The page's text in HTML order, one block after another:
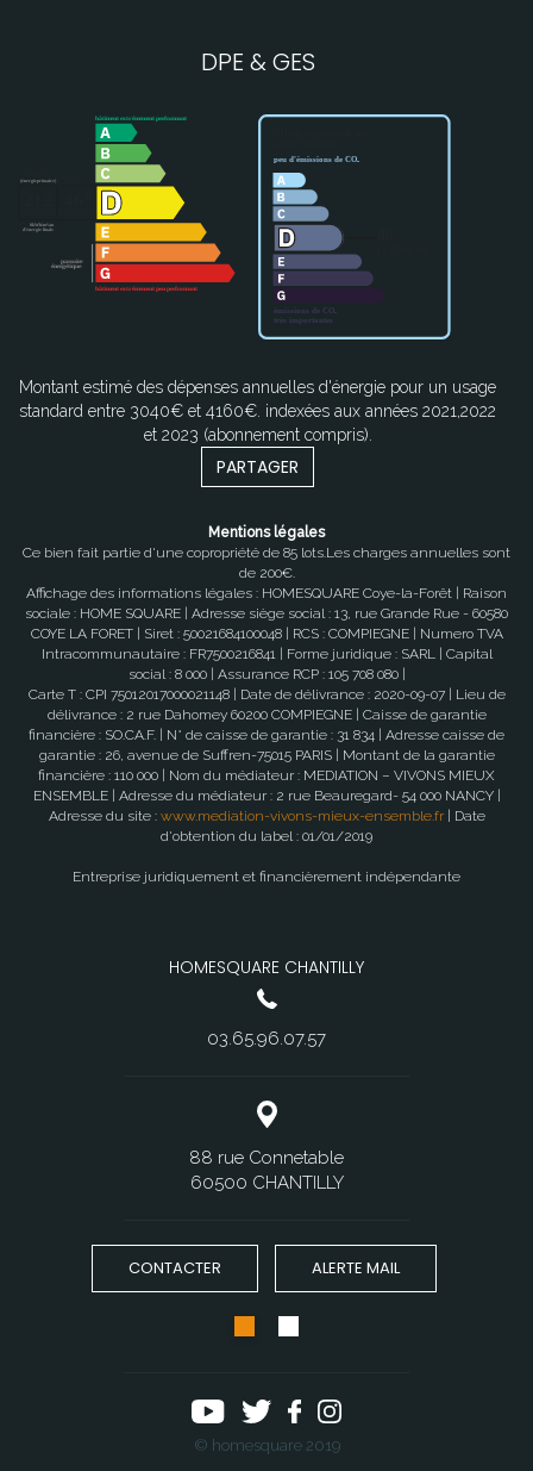
DPE & GES
Montant estimé des dépenses annuelles d'énergie pour un usage
standard entre 3040€ et 4160€. indexées aux années 2021,2022
et 2023 (abonnement compris).
PARTAGER
Mentions légales
Ce bien fait partie d'une copropriété de 85 lots.Les charges annuelles sont
de 200€.
Affichage des informations légales : HOMESQUARE Coye-la-Forêt | Raison
sociale : HOME SQUARE | Adresse siège social : 13, rue Grande Rue - 60580
COYE LA FORET | Siret : 50021684100048 | RCS : COMPIEGNE | Numero TVA
Intracommunautaire : FR7500216841 | Forme juridique : SARL | Capital
social : 8 000 | Assurance RCP : 105 708 080 |
Carte T : CPI 75012017000021148 | Date de délivrance : 2020-09-07 | Lieu de
délivrance : 2 rue Dahomey 60200 COMPIEGNE | Caisse de garantie
financière : SO.CA.F. | N° de caisse de garantie : 31 834 | Adresse caisse de
garantie : 26, avenue de Suffren-75015 PARIS | Montant de la garantie
financière : 110 000 | Nom du médiateur : MEDIATION – VIVONS MIEUX
ENSEMBLE | Adresse du médiateur : 2 rue Beauregard- 54 000 NANCY |
Adresse du site : www.mediation-vivons-mieux-ensemble.fr| Date
d'obtention du label : 01/01/2019
Entreprise juridiquement et financièrement indépendante
HOMESQUARE CHANTILLY
03.65.96.07.57
88 rue Connetable
60500 CHANTILLY
CONTACTER ALERTE MAIL
© homesquare 2019